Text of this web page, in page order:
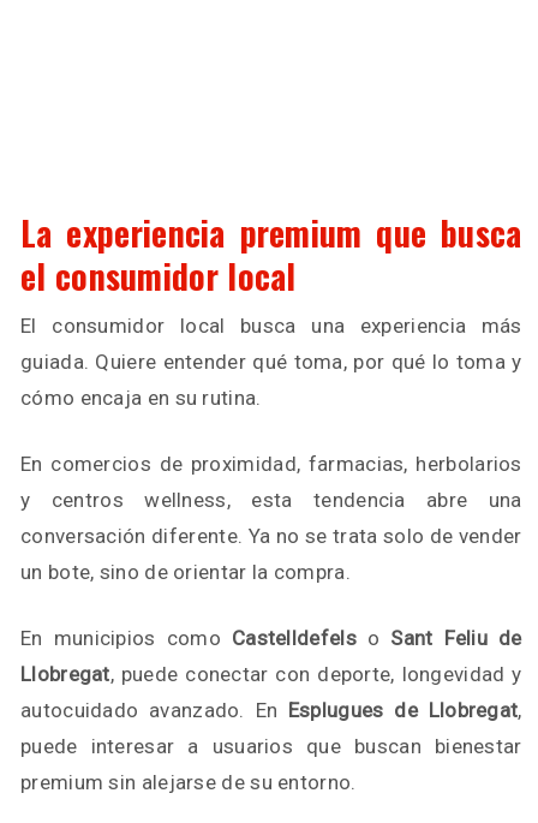
La experiencia premium que busca
el consumidor local
El consumidor local busca una experiencia más
guiada. Quiere entender qué toma, por qué lo toma y
cómo encaja en su rutina.
En comercios de proximidad, farmacias, herbolarios
y centros wellness, esta tendencia abre una
conversación diferente. Ya no se trata solo de vender
un bote, sino de orientar la compra.
En municipios como Castelldefelso Sant Feliu de
Llobregat, puede conectar con deporte, longevidad y
autocuidado avanzado. En Esplugues de Llobregat,
puede interesar a usuarios que buscan bienestar
premium sin alejarse de su entorno.